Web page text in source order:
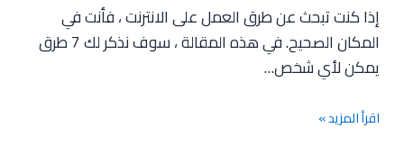
إذا كنت تبحث عن طرق العمل على الانترنت ، فأنت في
المكان الصحيح. في هذه المقالة ، سوف نذكر لك 7 طرق
يمكن لأي شخص…
اقرأ المزيد »